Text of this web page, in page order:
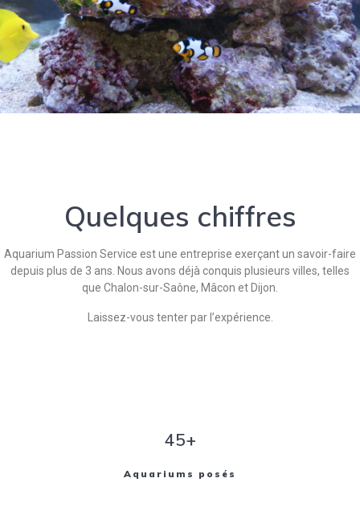
Quelques chiffres
Aquarium Passion Service est une entreprise exerçant un savoir-faire
depuis plus de 3 ans. Nous avons déjà conquis plusieurs villes, telles
que Chalon-sur-Saône, Mâcon et Dijon.
Laissez-vous tenter par l’expérience.
45+
Aquariums posés